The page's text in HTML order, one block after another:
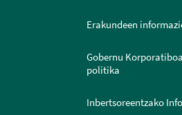
Erakundeen
Gobernu
politika
Inbertsoreentzako